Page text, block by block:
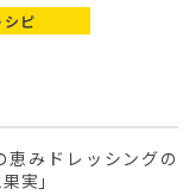
シピ
恵みドレッシングの
実」